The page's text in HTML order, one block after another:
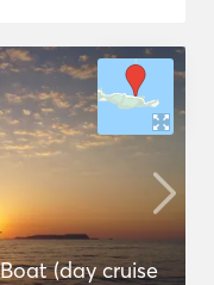
(day cruise